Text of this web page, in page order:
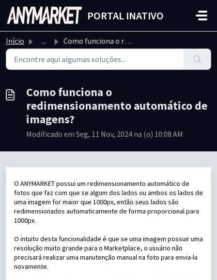
Ir para o conteúdo principal
PORTAL INATIVO
Início ... Como funciona o redimensionamento automático de imagens?
Como funciona o
redimensionamento automático de
imagens?
Modificado em Seg, 11 Nov, 2024 na (o) 10:08 AM
O ANYMARKET possui um redimensionamento automático de
fotos que faz com que se algum dos lados ou ambos os lados de
uma imagem for maior que 1000px, então seus lados são
redimensionados automaticamente de forma proporcional para
1000px.
O intuito desta funcionalidade é que se uma imagem possuir uma
resolução muito grande para o Marketplace, o usuário não
precisará realizar uma manutenção manual na foto para envia-la
novamente.